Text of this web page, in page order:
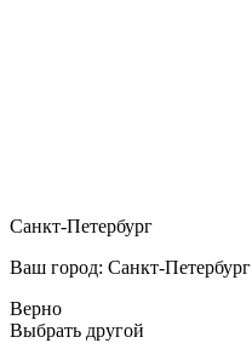
Санкт-Петербург
Ваш город: Санкт-Петербург
Верно
Выбрать другой